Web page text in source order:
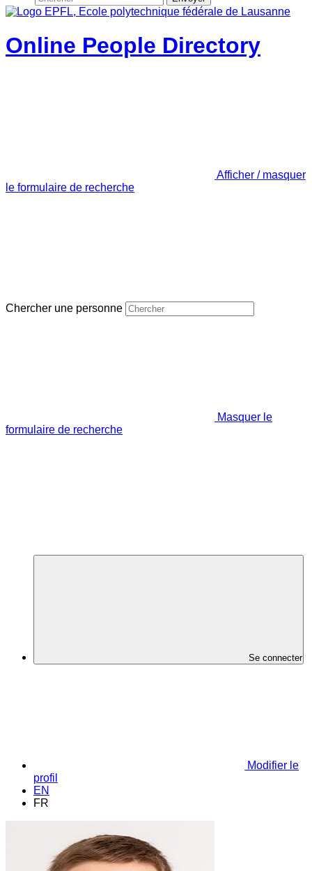
Online People Directory
Afficher / masquer
le formulaire de recherche
Chercher une personne
Masquer le
formulaire de recherche
Se connecter
Modifier le
profil
EN
FR